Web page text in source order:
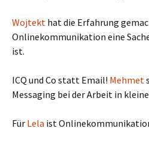
Wojtekt hat die Erfahrung
Onlinekommunikation eine
ist.
ICQ und Co statt Email! Mehmet
Messaging bei der Arbeit in
Für Lela ist